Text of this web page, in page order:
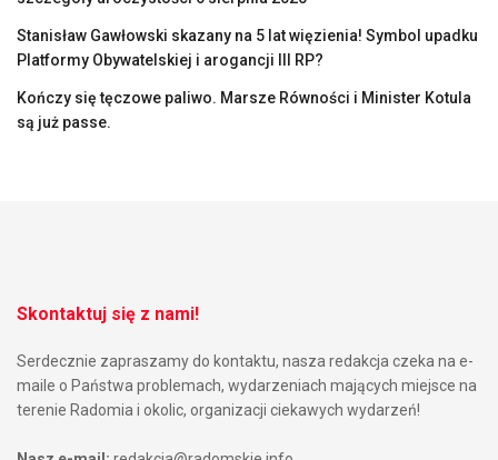
Stanisław Gawłowski skazany na 5 lat więzienia! Symbol upadku
Platformy Obywatelskiej i arogancji III RP?
Kończy się tęczowe paliwo. Marsze Równości i Minister Kotula
są już passe.
Skontaktuj się z nami!
Serdecznie zapraszamy do kontaktu, nasza redakcja czeka na e-
maile o Państwa problemach, wydarzeniach mających miejsce na
terenie Radomia i okolic, organizacji ciekawych wydarzeń!